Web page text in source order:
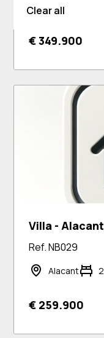
Clear allFinestrat
€ 349.900
Villa - Alacant
Ref. NB029
Alacant 2
€ 259.900